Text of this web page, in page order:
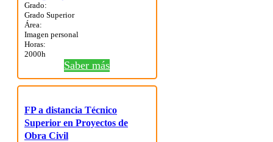
Grado:
Grado Superior
Área:
Imagen personal
Horas:
2000h
Saber más
FP a distancia Técnico
Superior en Proyectos de
Obra Civil